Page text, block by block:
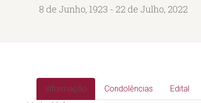
8 de Junho, 1923 - 22 de Julho, 2022
Informação Condolências
Edital